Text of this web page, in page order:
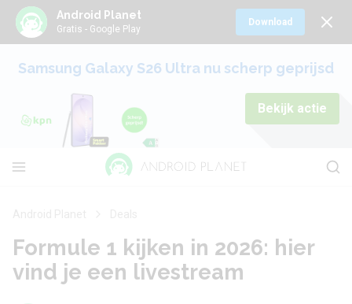
Android Planet
Gratis - Google Play
Download
Samsung Galaxy S26 Ultra nu scherp geprijsd
Bekijk actie
Formule 1 kijken in 2026: hier
vind je een livestream